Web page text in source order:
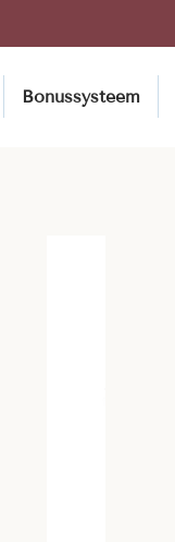
Bonussysteem